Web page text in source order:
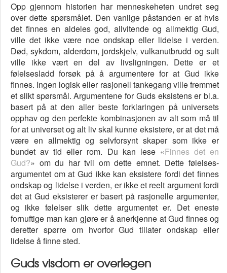
Opp gjennom historien har menneskeheten undret seg
over dette spørsmålet. Den vanlige påstanden er at hvis
det finnes en aldeles god, allvitende og allmektig Gud,
ville det ikke være noe ondskap eller lidelse i verden.
Død, sykdom, alderdom, jordskjelv, vulkanutbrudd og sult
ville ikke vært en del av livsligningen. Dette er et
følelsesladd forsøk på å argumentere for at Gud ikke
finnes. Ingen logisk eller rasjonell tankegang ville fremmet
et slikt spørsmål. Argumentene for Guds eksistens er bl.a.
basert på at den aller beste forklaringen på universets
opphav og den perfekte kombinasjonen av alt som må til
for at universet og alt liv skal kunne eksistere, er at det må
være en allmektig og selvforsynt skaper som ikke er
bundet av tid eller rom. Du kan lese «Finnes det en
Gud?» om du har tvil om dette emnet. Dette følelses-
argumentet om at Gud ikke kan eksistere fordi det finnes
ondskap og lidelse i verden, er ikke et reelt argument fordi
det at Gud eksisterer er basert på rasjonelle argumenter,
og ikke følelser slik dette argumentet er. Det eneste
fornuftige man kan gjøre er å anerkjenne at Gud finnes og
deretter spørre om hvorfor Gud tillater ondskap eller
lidelse å finne sted.
Guds visdom er overlegen